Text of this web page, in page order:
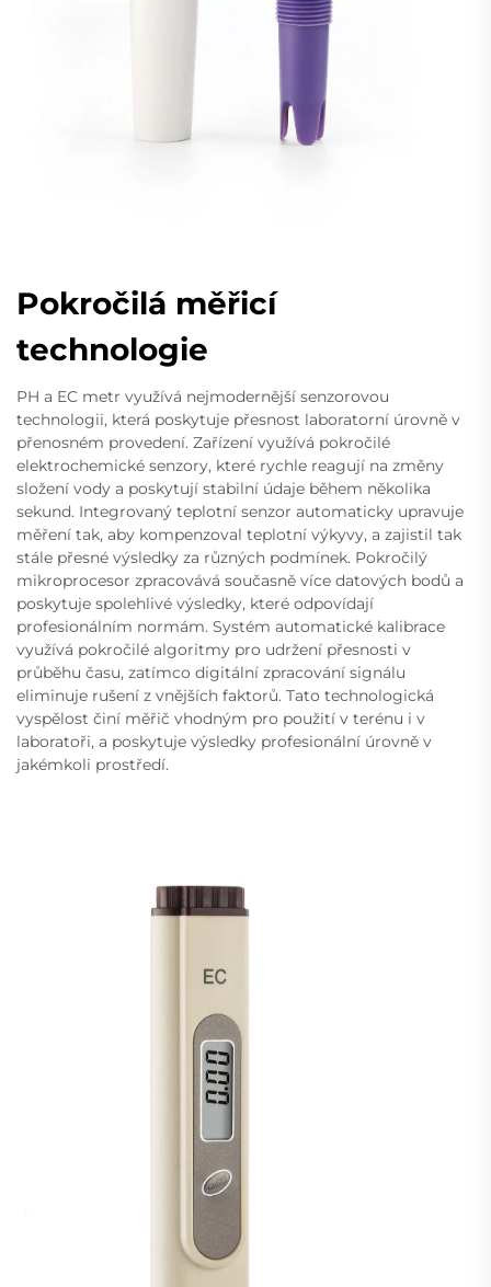
Pokročilá měřicí
technologie
PH a EC metr využívá nejmodernější senzorovou
technologii, která poskytuje přesnost laboratorní úrovně v
přenosném provedení. Zařízení využívá pokročilé
elektrochemické senzory, které rychle reagují na změny
složení vody a poskytují stabilní údaje během několika
sekund. Integrovaný teplotní senzor automaticky upravuje
měření tak, aby kompenzoval teplotní výkyvy, a zajistil tak
stále přesné výsledky za různých podmínek. Pokročilý
mikroprocesor zpracovává současně více datových bodů a
poskytuje spolehlivé výsledky, které odpovídají
profesionálním normám. Systém automatické kalibrace
využívá pokročilé algoritmy pro udržení přesnosti v
průběhu času, zatímco digitální zpracování signálu
eliminuje rušení z vnějších faktorů. Tato technologická
vyspělost činí měřič vhodným pro použití v terénu i v
laboratoři, a poskytuje výsledky profesionální úrovně v
jakémkoli prostředí.